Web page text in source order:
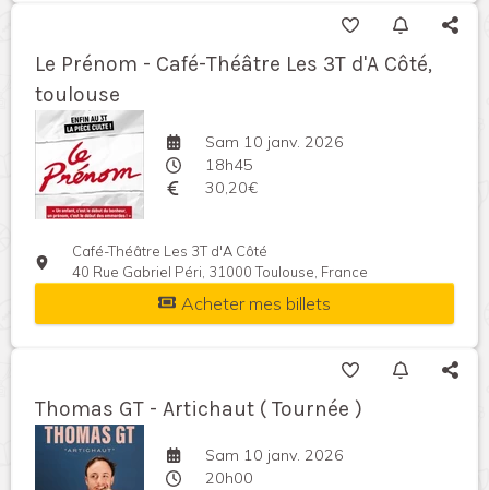
Le Prénom - Café-Théâtre Les 3T d'A Côté,
toulouse
Sam 10 janv. 2026
18h45
30,20€
Café-Théâtre Les 3T d'A Côté
40 Rue Gabriel Péri, 31000 Toulouse, France
Acheter mes billets
Thomas GT - Artichaut ( Tournée )
Sam 10 janv. 2026
20h00